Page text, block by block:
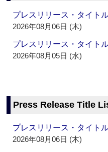
プレスリリース・タイト
2026年08月06日 (木)
プレスリリース・タイト
2026年08月05日 (水)
Press Release Title
プレスリリース・タイト
2026年08月06日 (木)